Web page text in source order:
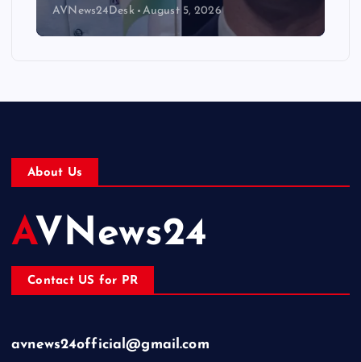
AVNews24Desk August 5, 2026
About Us
AVNews24
Contact US for PR
avnews24official@gmail.com